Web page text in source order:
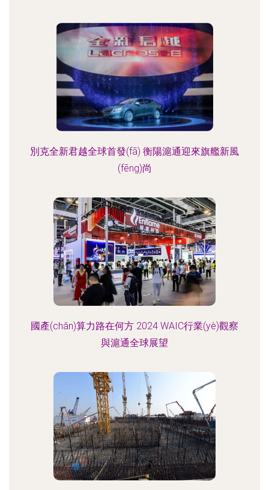
別克全新君越全球首發(fā) 衡陽滬通迎來旗艦新風
(fēng)尚
國產(chǎn)算力路在何方 2024 WAIC行業(yè)觀察
與滬通全球展望